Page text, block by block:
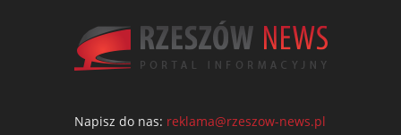
Napisz do nas: reklama@rzeszow-news.pl